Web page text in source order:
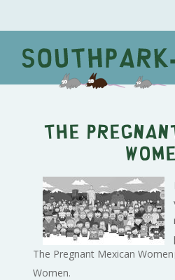
The
The Pregnant Mexican Women
Women.